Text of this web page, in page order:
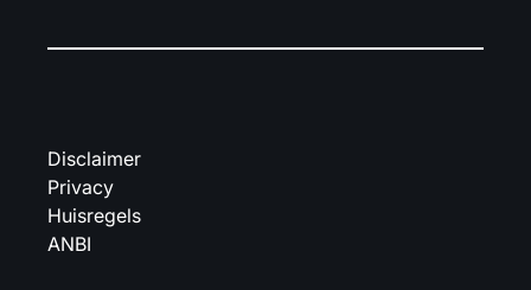
Disclaimer
Privacy
Huisregels
ANBI